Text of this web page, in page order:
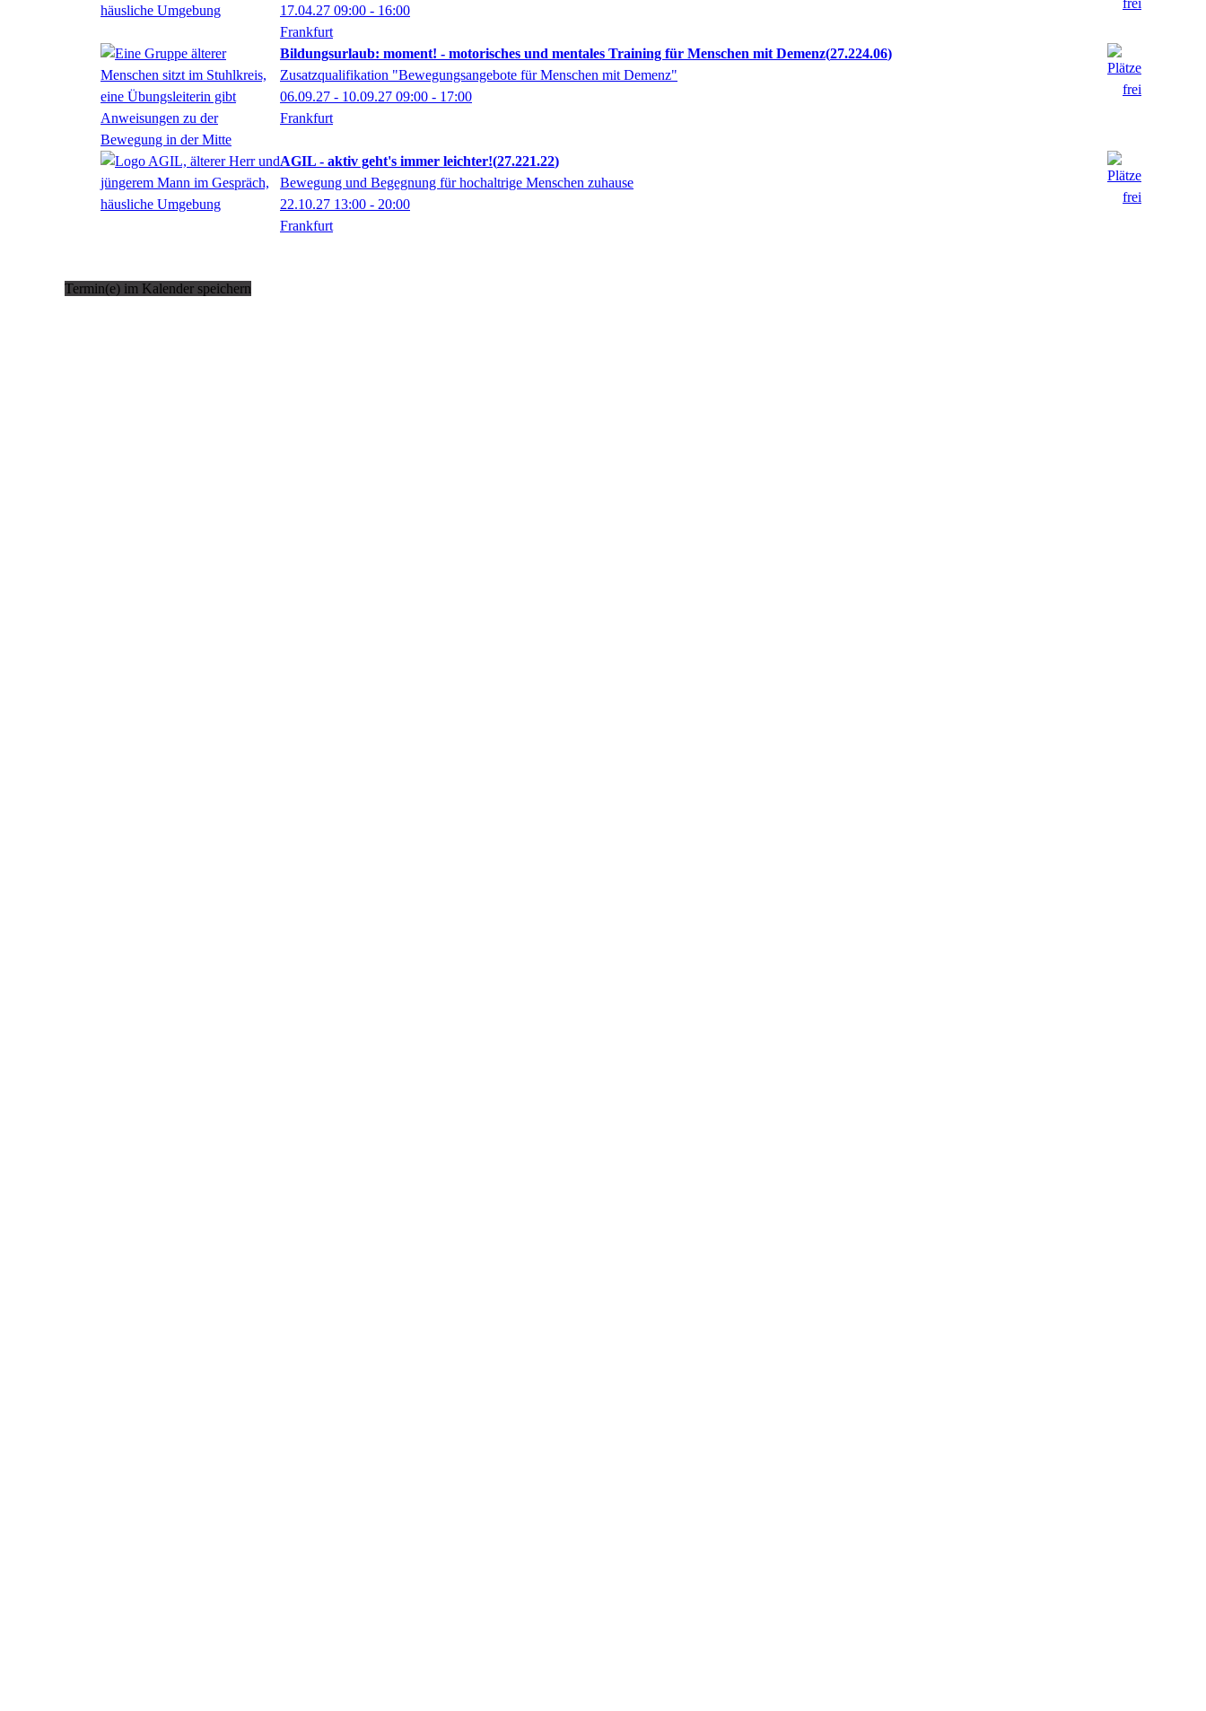
17.04.27 09:00 - 16:00
Frankfurt
Bildungsurlaub: moment! - motorisches und mentales Training für Menschen mit Demenz 27.224.06
Zusatzqualifikation "Bewegungsangebote für Menschen mit Demenz"
06.09.27 - 10.09.27 09:00 - 17:00
Frankfurt
AGIL - aktiv geht's immer leichter! 27.221.22
Bewegung und Begegnung für hochaltrige Menschen zuhause
22.10.27 13:00 - 20:00
Frankfurt
Termin(e) im Kalender speichern